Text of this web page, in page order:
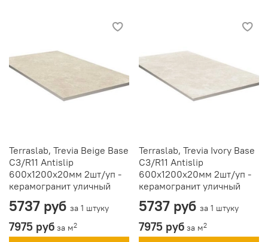
Terraslab, Trevia Beige Base
C3/R11 Antislip
600х1200х20мм 2шт/уп -
керамогранит уличный
5737 руб за 1 штуку
7975 руб за м2
Terraslab, Trevia Ivory Base
C3/R11 Antislip
600х1200х20мм 2шт/уп -
керамогранит уличный
5737 руб за 1 штуку
7975 руб за м2